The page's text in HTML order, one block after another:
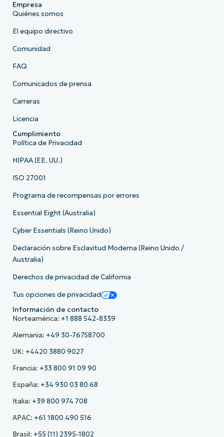
Empresa
Quiénes somos
El equipo directivo
Comunidad
FAQ
Comunicados de prensa
Carreras
Licencia
Cumplimiento
Política de Privacidad
HIPAA (EE. UU.)
ISO 27001
Programa de recompensas por errores
Essential Eight (Australia)
Cyber Essentials (Reino Unido)
Declaración sobre Esclavitud Moderna (Reino Unido /
Australia)
Derechos de privacidad de California
Tus opciones de privacidad
Información de contacto
Norteamérica: +1 888 542-8339
Alemania: +49 30-76758700
UK: +4420 3880 9027
Francia: +33 800 91 09 90
España: +34 930 03 80 68
Italia: +39 800 974 708
APAC: +61 1800 490 516
Brasil: +55 (11) 2395-1802